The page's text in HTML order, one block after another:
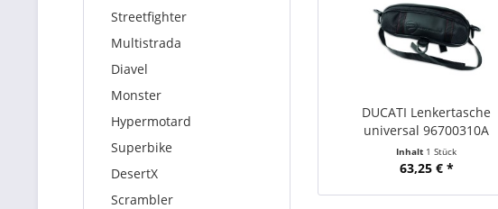
Streetfighter
Multistrada
Diavel
Monster
Hypermotard
Superbike
DesertX
Scrambler
DUCATI Lenkertasche
universal 96700310A
Inhalt 1 Stück
63,25 € *